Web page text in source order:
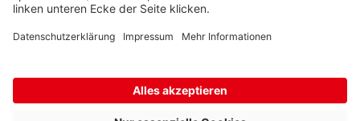
Nachnahmegebühren, wenn nicht anders beschrieben.
* Wir nutzen Trusted Shops als unabhängigen Dienstleister für die
Einholung von Bewertungen. Trusted Shops hat Maßnahmen